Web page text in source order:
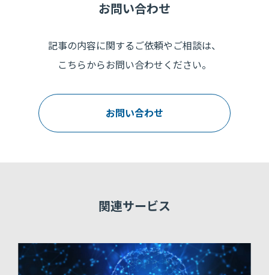
関連サービス
お問い合わせ
記事の内容に関するご依頼やご相談は、
こちらからお問い合わせください。
お問い合わせ